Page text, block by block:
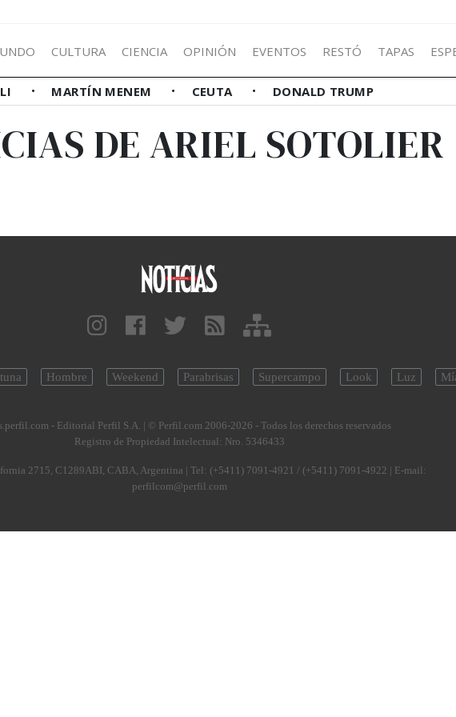
CULTURA CIENCIA OPINIÓN EVENTOS RESTÓ TAPAS
MARTÍN MENEM CEUTA DONALD TRUMP
DE ARIEL SOTOLIER
Hombre Weekend Parabrisas Supercampo Look Luz
- Editorial Perfil S.A. | © Perfil.com 2006-2026 - Todos los derechos reservados
Registro de Propiedad Intelectual: Nro. 5346433
2715, C1289ABI, CABA, Argentina | Tel: (+5411) 7091-4921 / (+5411) 7091-4922 | E-mail:
perfilcom@perfil.com